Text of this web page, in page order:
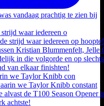
waar iedereen o
we Taylor Knibb con